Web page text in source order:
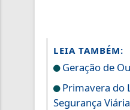
LEIA TAMBÉM:
Geração de
Primavera do
Segurança Viária